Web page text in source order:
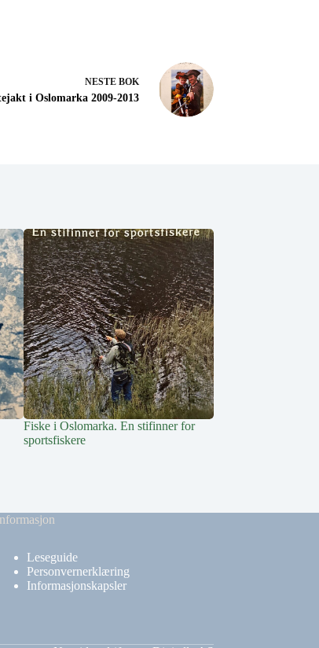
NESTE BOK
i Oslomarka 2009-2013
Fiske i Oslomarka. En stifinner for
sportsfiskere
Leseguide
Personvernerklæring
Informasjonskapsler